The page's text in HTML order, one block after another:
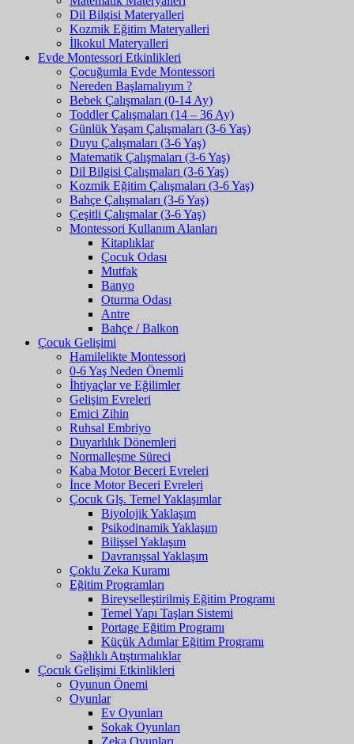
Dil Bilgisi Materyalleri
Kozmik Eğitim Materyalleri
İlkokul Materyalleri
Evde Montessori Etkinlikleri
Çocuğumla Evde Montessori
Nereden Başlamalıyım ?
Bebek Çalışmaları (0-14 Ay)
Toddler Çalışmaları (14 – 36 Ay)
Günlük Yaşam Çalışmaları (3-6 Yaş)
Duyu Çalışmaları (3-6 Yaş)
Matematik Çalışmaları (3-6 Yaş)
Dil Bilgisi Çalışmaları (3-6 Yaş)
Kozmik Eğitim Çalışmaları (3-6 Yaş)
Bahçe Çalışmaları (3-6 Yaş)
Çeşitli Çalışmalar (3-6 Yaş)
Montessori Kullanım Alanları
Kitaplıklar
Çocuk Odası
Mutfak
Banyo
Oturma Odası
Antre
Bahçe / Balkon
Çocuk Gelişimi
Hamilelikte Montessori
0-6 Yaş Neden Önemli
İhtiyaçlar ve Eğilimler
Gelişim Evreleri
Emici Zihin
Ruhsal Embriyo
Duyarlılık Dönemleri
Normalleşme Süreci
Kaba Motor Beceri Evreleri
İnce Motor Beceri Evreleri
Çocuk Glş. Temel Yaklaşımlar
Biyolojik Yaklaşım
Psikodinamik Yaklaşım
Bilişsel Yaklaşım
Davranışsal Yaklaşım
Çoklu Zeka Kuramı
Eğitim Programları
Bireyselleştirilmiş Eğitim Programı
Temel Yapı Taşları Sistemi
Portage Eğitim Programı
Küçük Adımlar Eğitim Programı
Sağlıklı Atıştırmalıklar
Çocuk Gelişimi Etkinlikleri
Oyunun Önemi
Oyunlar
Ev Oyunları
Sokak Oyunları
Zeka Oyunları